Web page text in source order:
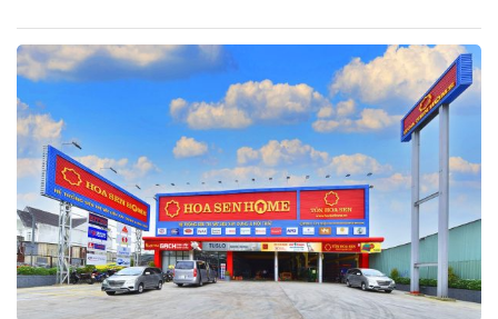
với đó, mô hình cửa hàng one-stop shop (cửa hàng
một điểm đến)...